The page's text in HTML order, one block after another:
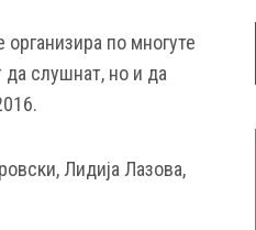
по многуте
да слушнат, но и да
Лидија Лазова,